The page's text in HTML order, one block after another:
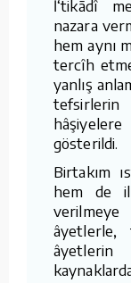
İ‘tikādî
nazara
hem aynı
tercîh
yanlış
tefsirlerin
gösterildi.
Birtakım
hem de
verilmeye
âyetlerle,
âyetlerin